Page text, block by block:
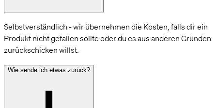
Selbstverständlich - wir übernehmen die Kosten, falls dir ein
Produkt nicht gefallen sollte oder du es aus anderen Gründen
zurückschicken willst.
Wie sende ich etwas zurück?